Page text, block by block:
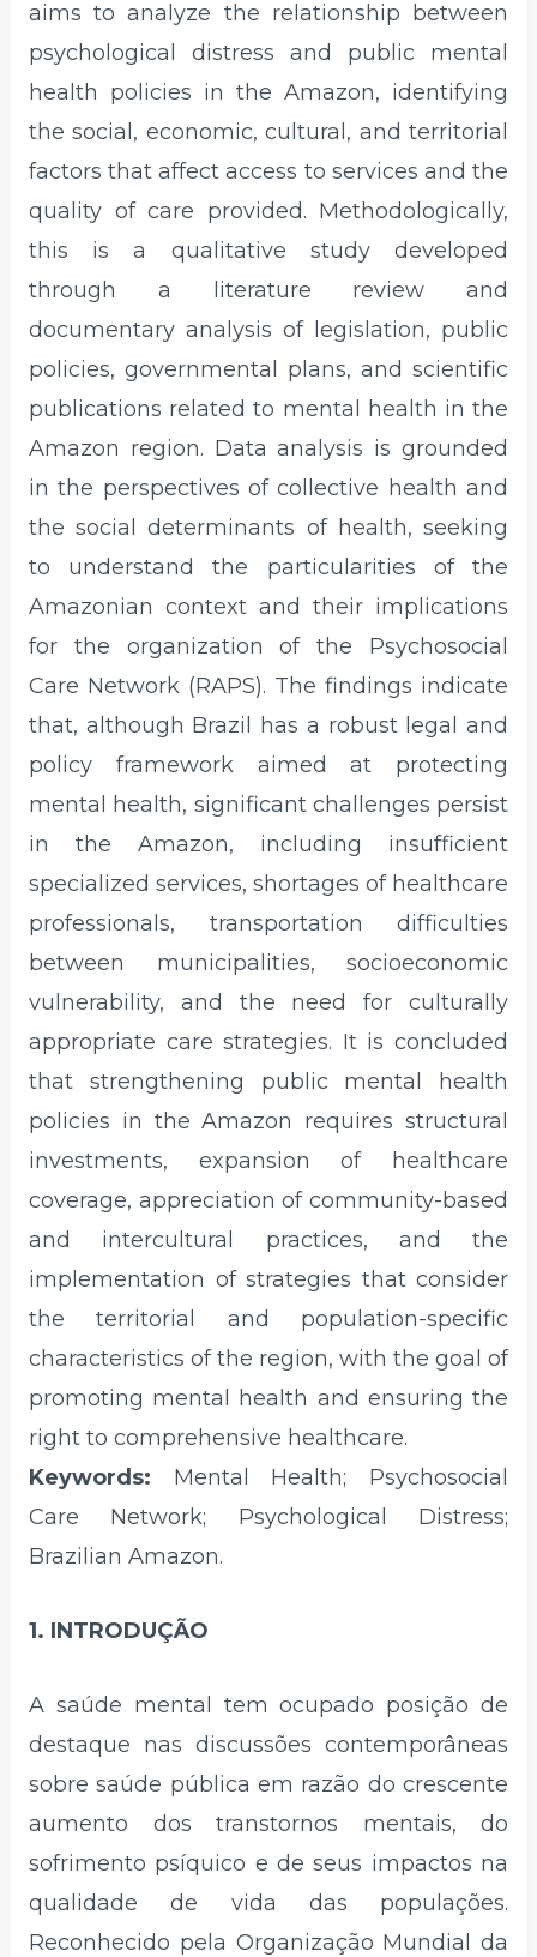
aims to analyze the relationship between
psychological distress and public mental
health policies in the Amazon, identifying
the social, economic, cultural, and territorial
factors that affect access to services and the
quality of care provided. Methodologically,
this is a qualitative study developed
through a literature review and
documentary analysis of legislation, public
policies, governmental plans, and scientific
publications related to mental health in the
Amazon region. Data analysis is grounded
in the perspectives of collective health and
the social determinants of health, seeking
to understand the particularities of the
Amazonian context and their implications
for the organization of the Psychosocial
Care Network (RAPS). The findings indicate
that, although Brazil has a robust legal and
policy framework aimed at protecting
mental health, significant challenges persist
in the Amazon, including insufficient
specialized services, shortages of healthcare
professionals, transportation difficulties
between municipalities, socioeconomic
vulnerability, and the need for culturally
appropriate care strategies. It is concluded
that strengthening public mental health
policies in the Amazon requires structural
investments, expansion of healthcare
coverage, appreciation of community-based
and intercultural practices, and the
implementation of strategies that consider
the territorial and population-specific
characteristics of the region, with the goal of
promoting mental health and ensuring the
right to comprehensive healthcare.
Keywords: Mental Health; Psychosocial
Care Network; Psychological Distress;
Brazilian Amazon.
1. INTRODUÇÃO
A saúde mental tem ocupado posição de
destaque nas discussões contemporâneas
sobre saúde pública em razão do crescente
aumento dos transtornos mentais, do
sofrimento psíquico e de seus impactos na
qualidade de vida das populações.
Reconhecido pela Organização Mundial da